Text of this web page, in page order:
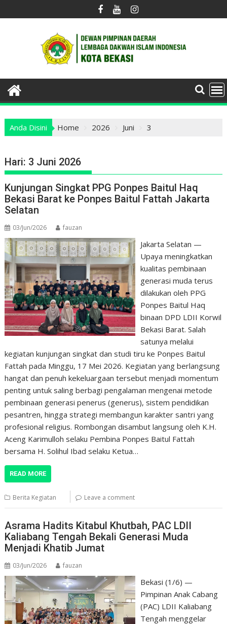
to
Anda Disini Home 2026 Juni 3
Hari: 3 Juni 2026
Kunjungan Singkat PPG Ponpes Baitul Haq
Bekasi Barat ke Ponpes Baitul Fattah Jakarta
Selatan
03/Jun/2026 fauzan
Jakarta Selatan —
Upaya meningkatkan
kualitas pembinaan
generasi muda terus
dilakukan oleh PPG
Ponpes Baitul Haq
binaan DPD LDII Korwil
Bekasi Barat. Salah
satunya melalui
kegiatan kunjungan singkat dan studi tiru ke Ponpes Baitul
Fattah pada Minggu, 17 Mei 2026. Kegiatan yang berlangsung
hangat dan penuh kekeluargaan tersebut menjadi momentum
penting untuk saling berbagi pengalaman mengenai metode
pembinaan generasi penerus (generus), sistem pendidikan
pesantren, hingga strategi membangun karakter santri yang
profesional religius. Rombongan disambut langsung oleh K.H.
Aceng Karimulloh selaku Pembina Ponpes Baitul Fattah
bersama H. Solihul Ibad selaku Ketua…
READ MORE
Berita Kegiatan Leave a comment
Asrama Hadits Kitabul Khutbah, PAC LDII
Kaliabang Tengah Bekali Generasi Muda
Menjadi Khatib Jumat
03/Jun/2026 fauzan
Bekasi (1/6) —
Pimpinan Anak Cabang
(PAC) LDII Kaliabang
Tengah menggelar